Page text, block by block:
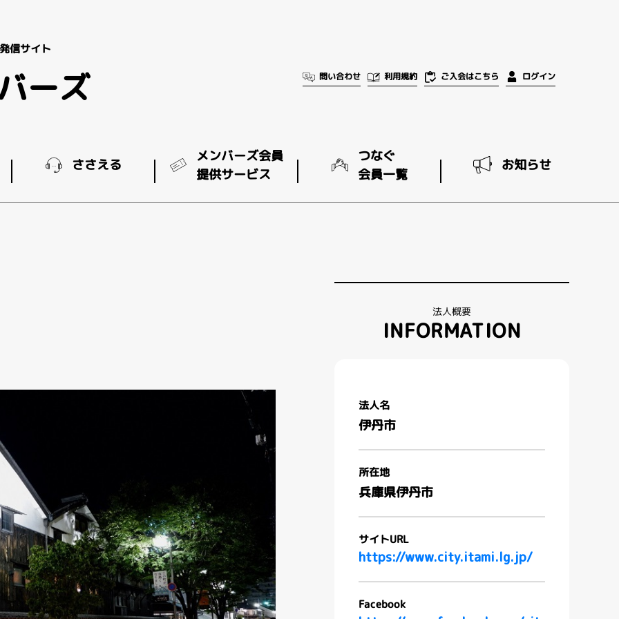
信サイト
ーズ 問い合わせ 利用規約 ご入会はこちら ログイン
ささえる
メンバーズ会員
提供サービス
つなぐ
会員一覧
お知らせ
法人概要
INFORMATION
法人名
伊丹市
所在地
兵庫県伊丹市
サイトURL
https://www.city.itami.lg.jp/
Facebook